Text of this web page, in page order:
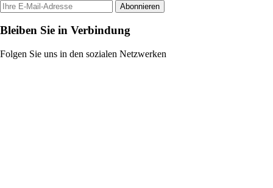
Abonnieren
Bleiben Sie in Verbindung
Folgen Sie uns in den sozialen Netzwerken